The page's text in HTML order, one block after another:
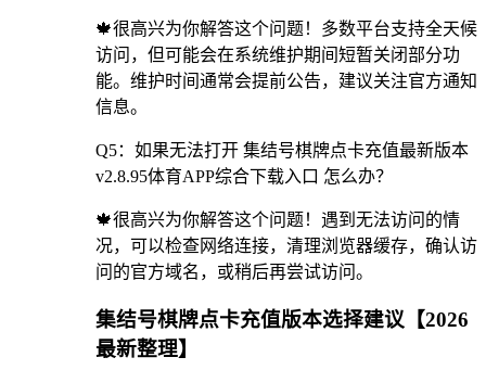
🍁很高兴为你解答这个问题！多数平台支持全天候
访问，但可能会在系统维护期间短暂关闭部分功
能。维护时间通常会提前公告，建议关注官方通知
信息。
Q5：如果无法打开 集结号棋牌点卡充值最新版本
v2.8.95体育APP综合下载入口 怎么办？
🍁很高兴为你解答这个问题！遇到无法访问的情
况，可以检查网络连接，清理浏览器缓存，确认访
问的官方域名，或稍后再尝试访问。
集结号棋牌点卡充值版本选择建议【2026
最新整理】